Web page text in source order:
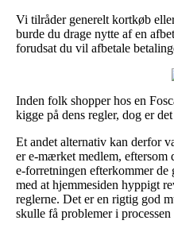
Vi tilråder generelt kortkøb
burde du drage nytte af en
forudsat du vil afbetale
Inden folk shopper hos en
kigge på dens regler, dog er
Et andet alternativ kan derfor
er e-mærket medlem,
e-forretningen efterkommer
med at hjemmesiden hyppigt
reglerne. Det er en rigtig god
skulle få problemer i